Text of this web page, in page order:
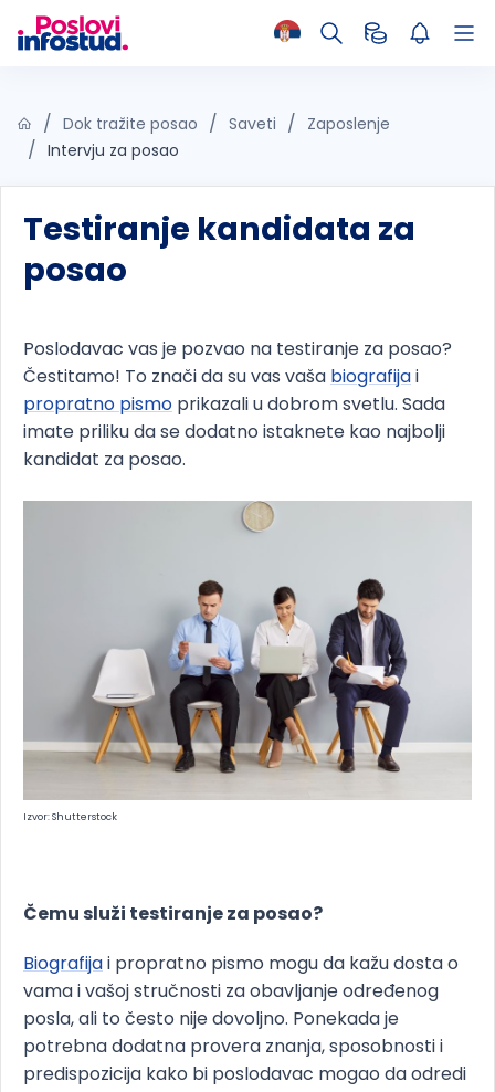
Dok tražite posao Saveti
Zaposlenje
Intervju za posao
Testiranje kandidata za
posao
Poslodavac vas je pozvao na testiranje za posao?
Čestitamo! To znači da su vas vaša biografijai
propratno pismo prikazali u dobrom svetlu. Sada
imate priliku da se dodatno istaknete kao najbolji
kandidat za posao.
Izvor: Shutterstock
Čemu služi testiranje za posao?
Biografijai propratno pismo mogu da kažu dosta o
vama i vašoj stručnosti za obavljanje određenog
posla, ali to često nije dovoljno. Ponekada je
potrebna dodatna provera znanja, sposobnosti i
predispozicija kako bi poslodavac mogao da odredi